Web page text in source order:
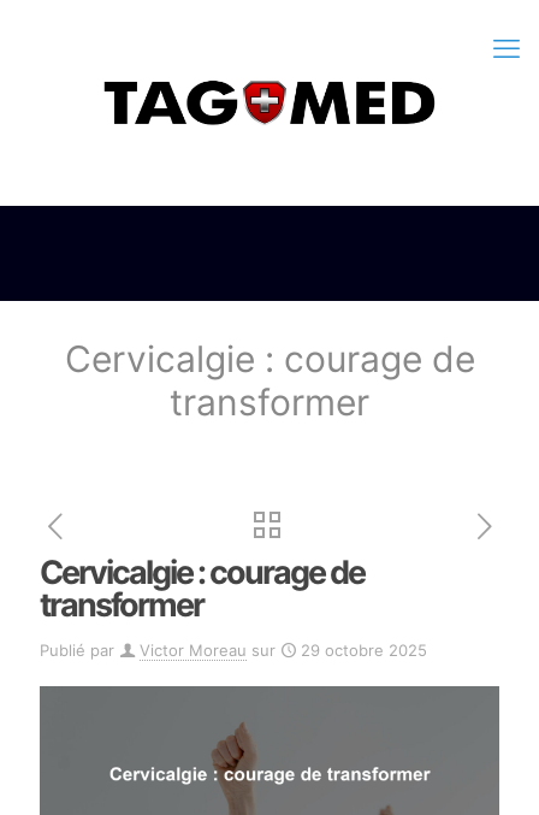
Cervicalgie : courage de
transformer
Cervicalgie : courage de
transformer
Publié par Victor Moreau sur 29 octobre 2025